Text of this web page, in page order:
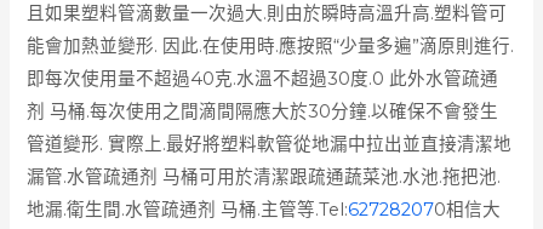
且如果塑料管滴數量一次過大.則由於瞬時高溫升高.塑料管可
能會加熱並變形. 因此.在使用時.應按照“少量多遍”滴原則進行.
即每次使用量不超過40克.水溫不超過30度.0 此外水管疏通
剂 马桶.每次使用之間滴間隔應大於30分鐘.以確保不會發生
管道變形. 實際上.最好將塑料軟管從地漏中拉出並直接清潔地
漏管.水管疏通剂 马桶可用於清潔跟疏通蔬菜池.水池.拖把池.
地漏.衛生間.水管疏通剂 马桶.主管等.Tel:627282070相信大